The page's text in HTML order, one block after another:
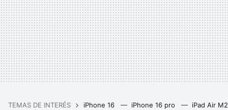
TEMAS DE INTERÉS iPhone 16 iPhone 16 pro iPad Air